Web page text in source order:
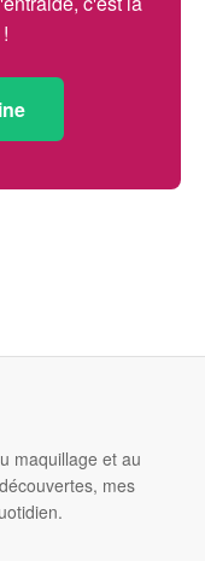
maquillage et au
mes